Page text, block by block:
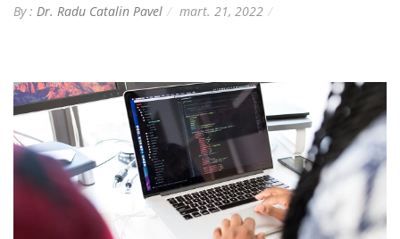
By : Dr. Radu Catalin Pavel mart. 21, 2022